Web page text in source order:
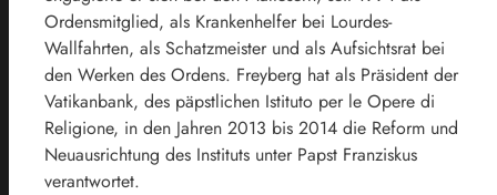
Ordensmitglied, als Krankenhelfer bei Lourdes-
Wallfahrten, als Schatzmeister und als Aufsichtsrat bei
den Werken des Ordens. Freyberg hat als Präsident der
Vatikanbank, des päpstlichen Istituto per le Opere di
Religione, in den Jahren 2013 bis 2014 die Reform und
Neuausrichtung des Instituts unter Papst Franziskus
verantwortet.